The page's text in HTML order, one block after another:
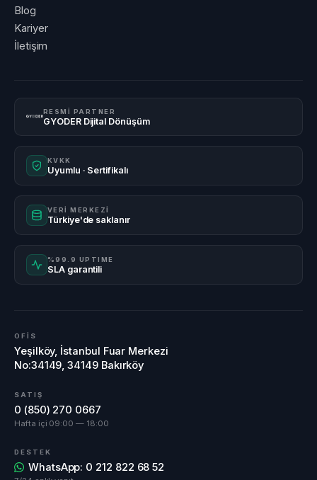
Blog
Kariyer
İletişim
RESMİ PARTNER
GYODER Dijital Dönüşüm
KVKK
Uyumlu · Sertifikalı
VERİ MERKEZİ
Türkiye'de saklanır
%99.9 UPTIME
SLA garantili
OFİS
Yeşilköy, İstanbul Fuar Merkezi
No:34149, 34149 Bakırköy
SATIŞ
0 (850) 270 0667
Hafta içi 09:00 — 18:00
DESTEK
WhatsApp: 0 212 822 68 52